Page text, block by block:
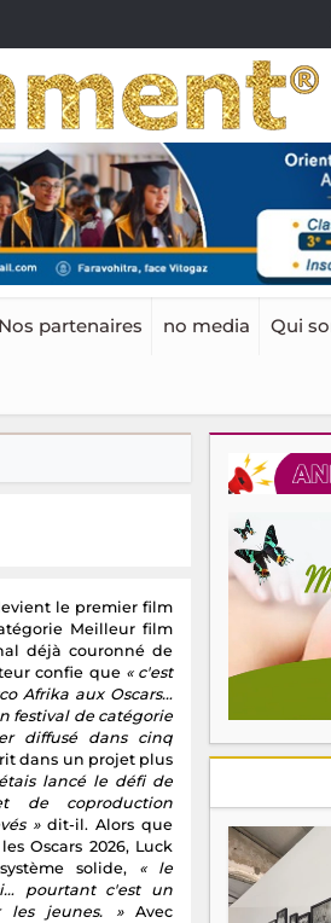
Nos partenaires no media Qui
le premier film
Meilleur film
déjà couronné de
confie que « c'est
Afrika aux Oscars…
festival de catégorie
diffusé dans cinq
dans un projet plus
lancé le défi de
de coproduction
»dit-il. Alors que
Oscars 2026, Luck
solide, « le
pourtant c'est un
les jeunes. »Avec